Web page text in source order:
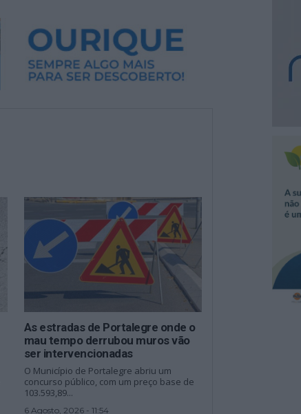
As estradas de Portalegre onde o
mau tempo derrubou muros vão
ser intervencionadas
O Município de Portalegre abriu um
concurso público, com um preço base de
103.593,89...
6 Agosto, 2026 - 11:54